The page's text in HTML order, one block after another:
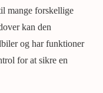
mange forskellige
kan den
og har funktioner
for at sikre en